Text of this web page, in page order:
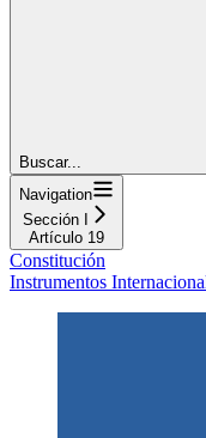
Buscar...
Navigation
Sección I
Artículo 19
Constitución
Instrumentos